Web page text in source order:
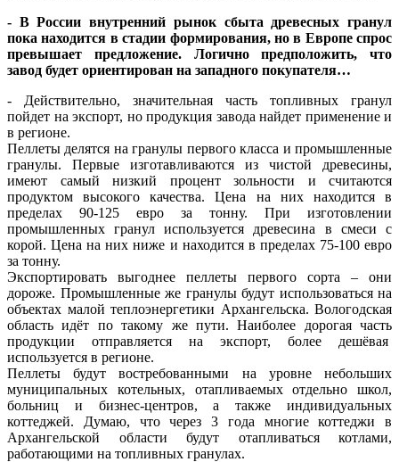
- В России внутренний рынок сбыта древесных гранул
пока находится в стадии формирования, но в Европе спрос
превышает предложение. Логично предположить, что
завод будет ориентирован на западного покупателя…
- Действительно, значительная часть топливных гранул
пойдет на экспорт, но продукция завода найдет применение и
в регионе.
Пеллеты делятся на гранулы первого класса и промышленные
гранулы. Первые изготавливаются из чистой древесины,
имеют самый низкий процент зольности и считаются
продуктом высокого качества. Цена на них находится в
пределах 90-125 евро за тонну. При изготовлении
промышленных гранул используется древесина в смеси с
корой. Цена на них ниже и находится в пределах 75-100 евро
за тонну.
Экспортировать выгоднее пеллеты первого сорта – они
дороже. Промышленные же гранулы будут использоваться на
объектах малой теплоэнергетики Архангельска. Вологодская
область идёт по такому же пути. Наиболее дорогая часть
продукции отправляется на экспорт, более дешёвая
используется в регионе.
Пеллеты будут востребованными на уровне небольших
муниципальных котельных, отапливаемых отдельно школ,
больниц и бизнес-центров, а также индивидуальных
коттеджей. Думаю, что через 3 года многие коттеджи в
Архангельской области будут отапливаться котлами,
работающими на топливных гранулах.